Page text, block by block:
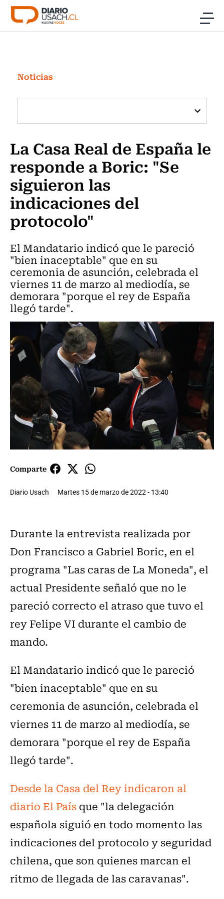
Click acá para ir directamente al contenido
Investigación
Cultura
Programas Radio y TV Usach
Noticias
La Casa Real de España le
responde a Boric: "Se
siguieron las
indicaciones del
protocolo"
El Mandatario indicó que le pareció
"bien inaceptable" que en su
ceremonia de asunción, celebrada el
viernes 11 de marzo al mediodía, se
demorara "porque el rey de España
llegó tarde".
Comparte
Diario Usach Martes 15 de marzo de 2022 - 13:40
Durante la entrevista realizada por
Don Francisco a Gabriel Boric, en el
programa "Las caras de La Moneda", el
actual Presidente señaló que no le
pareció correcto el atraso que tuvo el
rey Felipe VI durante el cambio de
mando.
El Mandatario indicó que le pareció
"bien inaceptable" que en su
ceremonia de asunción, celebrada el
viernes 11 de marzo al mediodía, se
demorara "porque el rey de España
llegó tarde".
Desde la Casa del Rey indicaron al
diario El Paísque "la delegación
española siguió en todo momento las
indicaciones del protocolo y seguridad
chilena, que son quienes marcan el
ritmo de llegada de las caravanas".